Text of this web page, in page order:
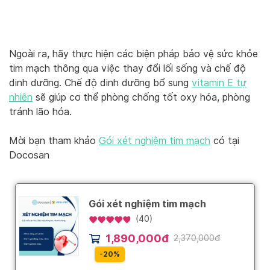
Ngoài ra, hãy thực hiện các biện pháp bảo vệ sức khỏe
tim mạch thông qua việc thay đổi lối sống và chế độ
dinh dưỡng. Chế độ dinh dưỡng bổ sung vitamin E tự
nhiên sẽ giúp cơ thể phòng chống tốt oxy hóa, phòng
tránh lão hóa.
Mời bạn tham khảo Gói xét nghiệm tim mạch có tại
Docosan